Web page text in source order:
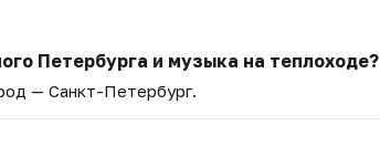
Петербурга и музыка на теплоходе?
— Санкт-Петербург.